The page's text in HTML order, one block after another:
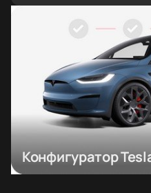
Конфигуратор